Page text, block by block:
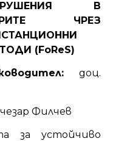
В
ЧРЕЗ
(FoReS)
доц.
Филчев
за устойчиво